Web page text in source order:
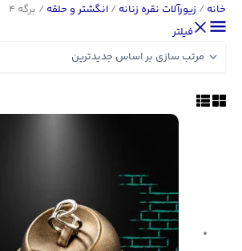
خانه / زیورآلات نقره زنانه / انگشتر و حلقه / برگه 4
فیلتر